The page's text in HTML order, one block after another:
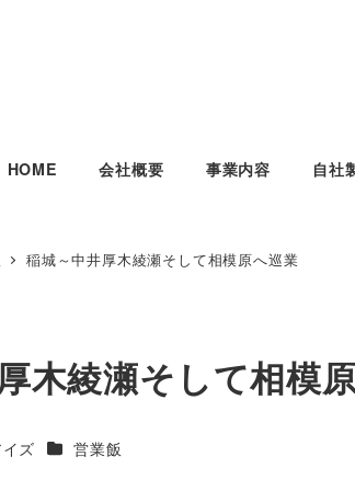
HOME 会社概要 事業内容 自社
稲城～中井厚木綾瀬そして相模原へ巡業
木綾瀬そして相模
ズ カテゴリー
営業飯